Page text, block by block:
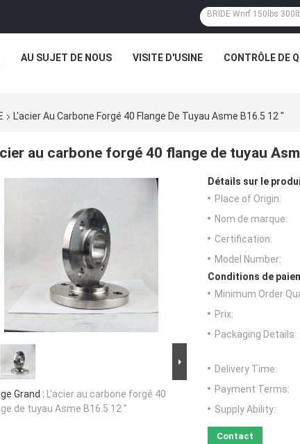
AU SUJET DE NOUS VISITE D'USINE CONTRÔLE DE
L'acier Au Carbone Forgé 40 Flange De Tuyau Asme B16.5 12 "
au carbone forgé 40 flange de tuyau
Grand : L'acier au carbone forgé 40
de tuyau Asme B16.5 12 "
Détails sur le
Place of Origin:
Nom de marque:
Certification:
Model Number:
Conditions de
Minimum Order
Prix:
Packaging Details:
Delivery Time:
Payment Terms:
Supply Ability:
Contact